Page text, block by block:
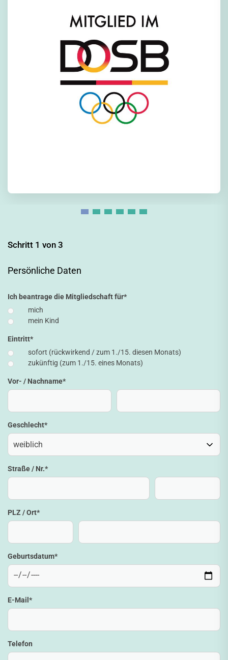
Schritt 1 von 3
Persönliche Daten
Ich beantrage die Mitgliedschaft für*
mich
mein Kind
Eintritt*
sofort (rückwirkend / zum 1./15. diesen Monats)
zukünftig (zum 1./15. eines Monats)
Vor- / Nachname*
Geschlecht*
Straße / Nr.*
PLZ / Ort*
Geburtsdatum*
E-Mail *
Telefon